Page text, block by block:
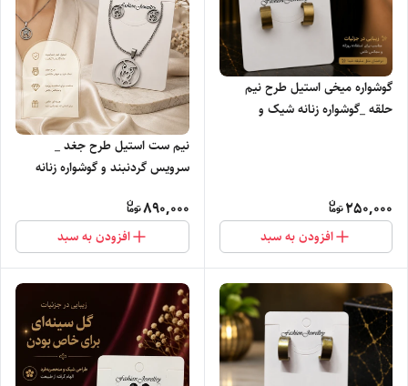
گوشواره میخی استیل طرح نیم
حلقه _گوشواره زنانه شیک و
250,000
افزودن به سبد
نیم ست استیل طرح جغد _
سرویس گردنبند و گوشواره زنانه
890,000
افزودن به سبد